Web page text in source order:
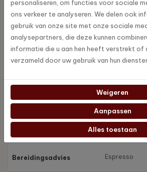
Smaak Fruitig,
Smaak nuance
Arabica-Robusta 100% Arabica
Blend
Bereidingsadvies Espresso
personaliseren, om functies voor sociale
ons verkeer te analyseren. We delen ook
gebruik van onze site met onze sociale
analysepartners, die deze kunnen
informatie die u aan hen heeft verstrekt of
verzameld door uw gebruik van hun
Weigeren
Aanpassen
Alles toestaan